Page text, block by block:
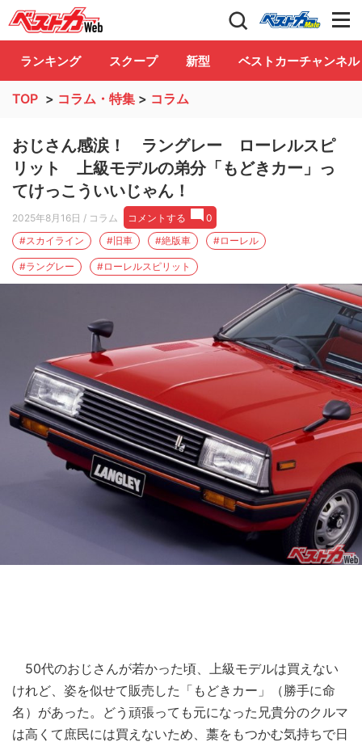
自動車情報誌「ベストカー」 Club
ランキング スクープ 新型 ベストカーチャンネル
TOP > コラム・特集 > コラム
おじさん感涙！ ラングレー ローレルスピ
リット 上級モデルの弟分「もどきカー」っ
てけっこういいじゃん！
2025年8月16日 / コラム コメントする
0
#スカイライン
#旧車 #絶版車 #ローレル
#ラングレー #ローレルスピリット
50代のおじさんが若かった頃、上級モデルは買えない
けれど、姿を似せて販売した「もどきカー」（勝手に命
名）があった。どう頑張っても元になった兄貴分のクルマ
は高くて庶民には買えないため、藁をもつかむ気持ちで日